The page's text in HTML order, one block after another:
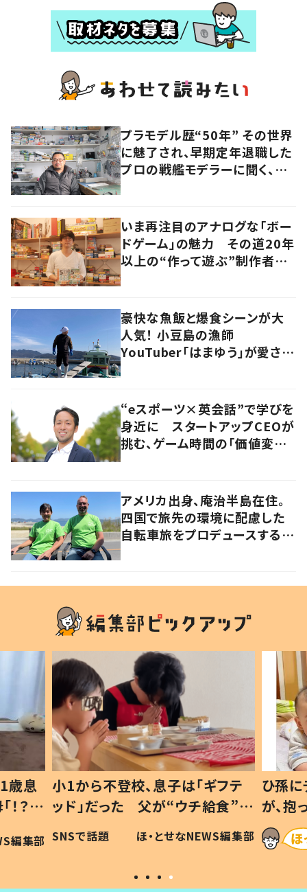
プラモデル歴“50年” その世界
に魅了され、早期定年退職した
プロの戦艦モデラーに聞く、充
いま再注目のアナログな「ボー
ドゲーム」の魅力 その道20年
以上の“作って遊ぶ”制作者に
豪快な魚飯と爆食シーンが大
人気！ 小豆島の漁師
YouTuber「はまゆう」が愛され
“eスポーツ×英会話”で学びを
身近に スタートアップCEOが
挑む、ゲーム時間の「価値変容」
アメリカ出身、庵治半島在住。
四国で旅先の環境に配慮した
自転車旅をプロデュースする
歳息
？」
編集部
小1から不登校、息子は「ギフテ
ッド」だった 父が“ウチ給食”を
作り続ける理由とは #令和の親
#令和の子
SNSで話題 ほ・とせなNEWS編集部
ひ孫
が、
「涙が
い」